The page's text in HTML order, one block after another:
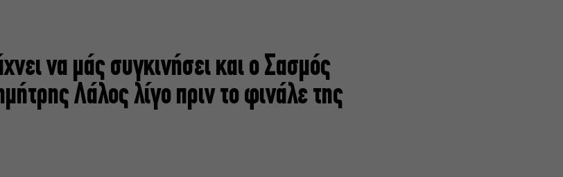
να μάς συγκινήσει και ο Σασμός
Λάλος λίγο πριν το φινάλε της